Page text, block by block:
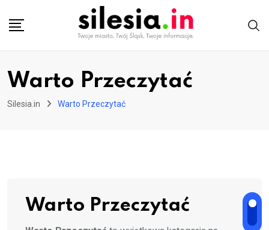
Warto Przeczytać
Silesia.in Warto Przeczytać
Warto Przeczytać